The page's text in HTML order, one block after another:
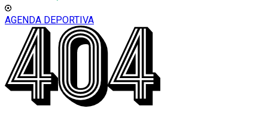
AGENDA DEPORTIVA